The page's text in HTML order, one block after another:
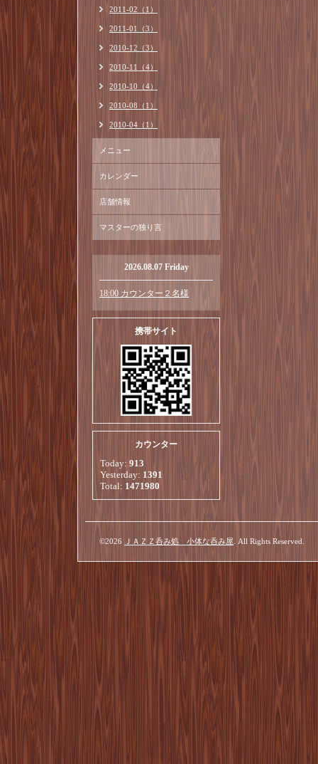
2011-02（1）
2011-01（3）
2010-12（3）
2010-11（4）
2010-10（4）
2010-08（1）
2010-04（1）
メニュー
カレンダー
店舗情報
マスターの独り言
2026.08.07 Friday
18:00 カウンター２名様
携帯サイト
カウンター
Today: 913
Yesterday: 1391
Total: 1471980
©2026 ＪＡＺＺ呑み処 小体な呑み屋 . All Rights Reserved.